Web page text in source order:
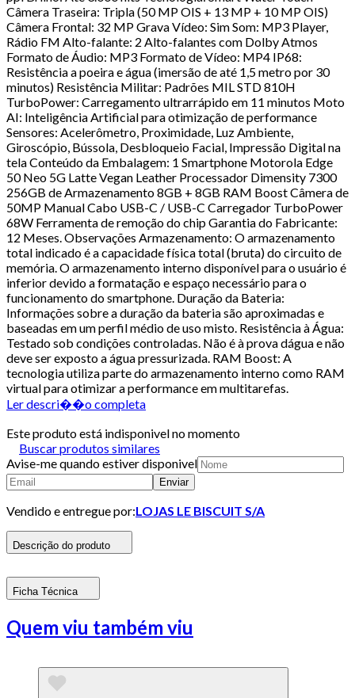
Câmera Traseira: Tripla (50 MP OIS + 13 MP + 10 MP OIS)
Câmera Frontal: 32 MP Grava Vídeo: Sim Som: MP3 Player,
Rádio FM Alto-falante: 2 Alto-falantes com Dolby Atmos
Formato de Áudio: MP3 Formato de Vídeo: MP4 IP68:
Resistência a poeira e água (imersão de até 1,5 metro por 30
minutos) Resistência Militar: Padrões MIL STD 810H
TurboPower: Carregamento ultrarrápido em 11 minutos Moto
AI: Inteligência Artificial para otimização de performance
Sensores: Acelerômetro, Proximidade, Luz Ambiente,
Giroscópio, Bússola, Desbloqueio Facial, Impressão Digital na
tela Conteúdo da Embalagem: 1 Smartphone Motorola Edge
50 Neo 5G Latte Vegan Leather Processador Dimensity 7300
256GB de Armazenamento 8GB + 8GB RAM Boost Câmera de
50MP Manual Cabo USB-C / USB-C Carregador TurboPower
68W Ferramenta de remoção do chip Garantia do Fabricante:
12 Meses. Observações Armazenamento: O armazenamento
total indicado é a capacidade física total (bruta) do circuito de
memória. O armazenamento interno disponível para o usuário é
inferior devido a formatação e espaço necessário para o
funcionamento do smartphone. Duração da Bateria:
Informações sobre a duração da bateria são aproximadas e
baseadas em um perfil médio de uso misto. Resistência à Água:
Testado sob condições controladas. Não é à prova dágua e não
deve ser exposto a água pressurizada. RAM Boost: A
tecnologia utiliza parte do armazenamento interno como RAM
virtual para otimizar a performance em multitarefas.
Ler descri��o completa
Este produto está indisponivel no momento
Buscar produtos similares
Avise-me quando estiver disponivel
Enviar
Vendido e entregue por:LOJAS LE BISCUIT S/A
Descrição do produto
Ficha Técnica
Quem viu também viu